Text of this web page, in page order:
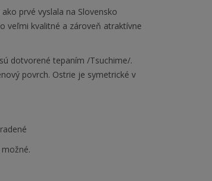
prvé vyslala na Slovensko
veľmi kvalitné a zároveň atraktívne
dotvorené tepaním /Tsuchime/.
povrch. Ostrie je symetrické v